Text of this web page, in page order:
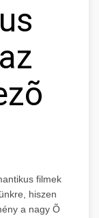
filmek
hiszen
a nagy Õ